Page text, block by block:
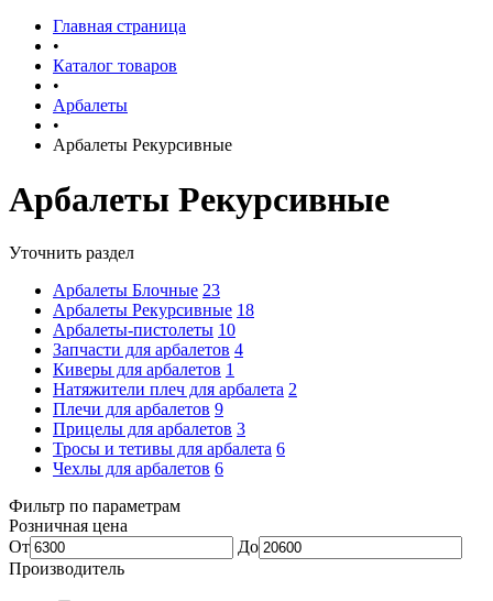
Главная страница
•
Каталог товаров
•
Арбалеты
•
Арбалеты Рекурсивные
Арбалеты Рекурсивные
Уточнить раздел
Арбалеты Блочные 23
Арбалеты Рекурсивные 18
Арбалеты-пистолеты 10
Запчасти для арбалетов 4
Киверы для арбалетов 1
Натяжители плеч для арбалета 2
Плечи для арбалетов 9
Прицелы для арбалетов 3
Тросы и тетивы для арбалета 6
Чехлы для арбалетов 6
Фильтр по параметрам
Розничная цена
От
До
Производитель